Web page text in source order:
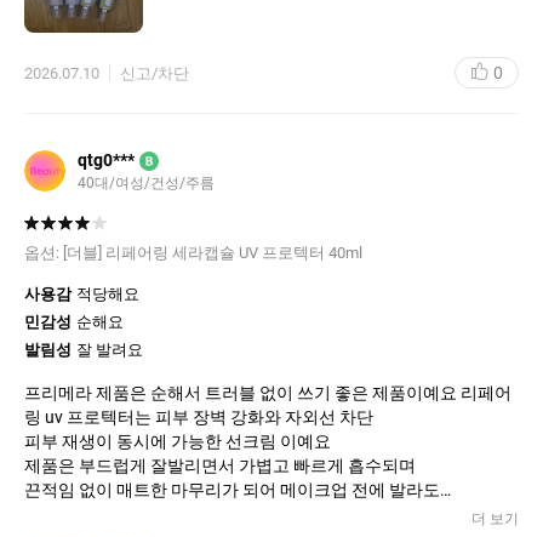
2026.07.10 신고/차단 0
qtg0*** B
40대/여성/건성/주름
옵션: [더블] 리페어링 세라캡슐 UV 프로텍터 40ml
사용감 적당해요
민감성 순해요
발림성 잘 발려요
프리메라 제품은 순해서 트러블 없이 쓰기 좋은 제품이예요 리페어
링 uv 프로텍터는 피부 장벽 강화와 자외선 차단
피부 재생이 동시에 가능한 선크림 이예요
제품은 부드럽게 잘발리면서 가볍고 빠르게 흡수되며
끈적임 없이 매트한 마무리가 되어 메이크업 전에 발라도
더 보기